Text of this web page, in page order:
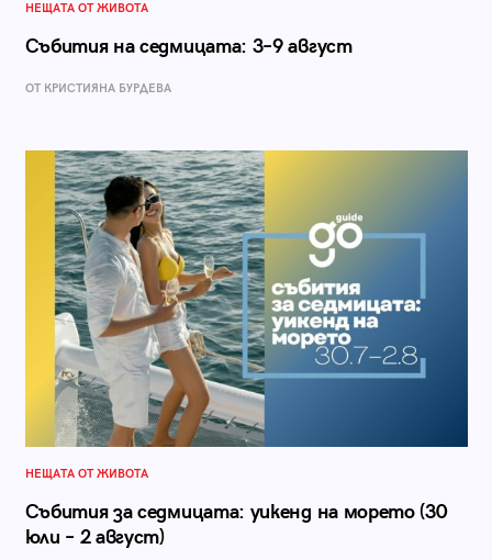
НЕЩАТА ОТ ЖИВОТА
Събития на седмицата: 3–9 август
ОТ КРИСТИЯНА БУРДЕВА
НЕЩАТА ОТ ЖИВОТА
Събития за седмицата: уикенд на морето (30
юли – 2 август)